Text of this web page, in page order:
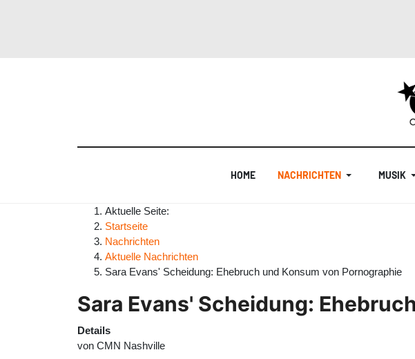
HOME NACHRICHTEN MUSIK
Aktuelle Seite:
Startseite
Nachrichten
Aktuelle Nachrichten
Sara Evans' Scheidung: Ehebruch und Konsum von Pornographie
Sara Evans' Scheidung:
Details
von CMN Nashville